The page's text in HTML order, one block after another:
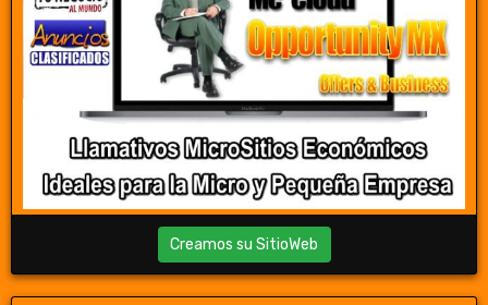
Creamos su SitioWeb